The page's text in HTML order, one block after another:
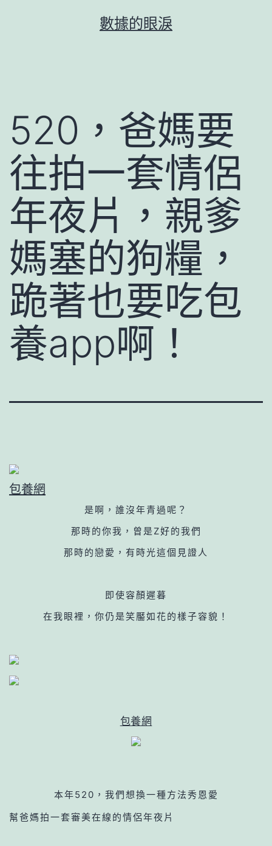
數據的眼淚
520，爸媽要
往拍一套情侶
年夜片，親爹
媽塞的狗糧，
跪著也要吃包
養app啊！
包養網
是啊，誰沒年青過呢？
那時的你我，曾是Z好的我們
那時的戀愛，有時光這個見證人
即使容顏遲暮
在我眼裡，你仍是笑靨如花的樣子容貌 ！
包養網
本年520，我們想換一種方法秀恩愛
幫爸媽拍一套審美在線的情侶年夜片